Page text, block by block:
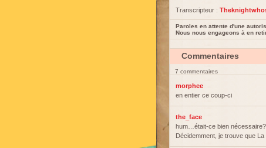
Transcripteur :
Paroles en attente d'une
Nous nous engageons à en
Commentaires
7 commentaires
morphee
en entier ce coup-ci
the_face
hum…était-ce bien
Décidemment, je trouve que